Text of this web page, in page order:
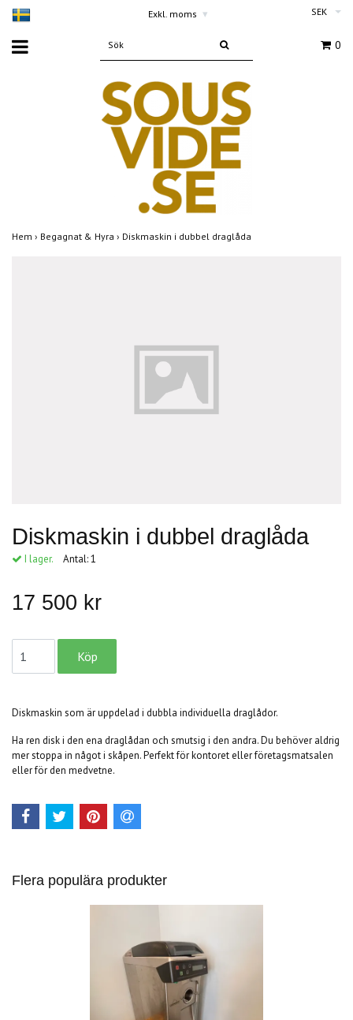
Exkl. moms ▾ SEK
0
Hem › Begagnat & Hyra › Diskmaskin i dubbel draglåda
Diskmaskin i dubbel draglåda
I lager. Antal:1
17 500 kr
Diskmaskin som är uppdelad i dubbla individuella draglådor.
Ha ren disk i den ena draglådan och smutsig i den andra. Du behöver aldrig
mer stoppa in något i skåpen. Perfekt för kontoret eller företagsmatsalen
eller för den medvetne.
Flera populära produkter